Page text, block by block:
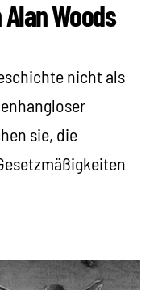
Woods
nicht als
sie, die